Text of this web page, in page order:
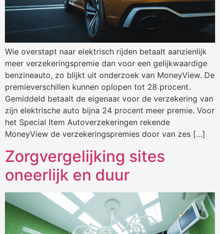
Wie overstapt naar elektrisch rijden betaalt aanzienlijk
meer verzekeringspremie dan voor een gelijkwaardige
benzineauto, zo blijkt uit onderzoek van MoneyView. De
premieverschillen kunnen oplopen tot 28 procent.
Gemiddeld betaalt de eigenaar voor de verzekering van
zijn elektrische auto bijna 24 procent meer premie. Voor
het Special Item Autoverzekeringen rekende
MoneyView de verzekeringspremies door van zes […]
Zorgvergelijking sites
oneerlijk en duur